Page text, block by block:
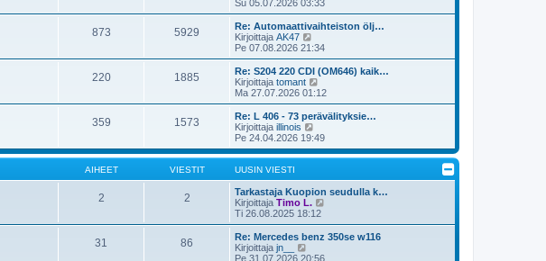
i
e
i
s
i
n
v
e
s
t
i
y
t
s
i
e
i
Su 05.07.2026 03:33
873 5929
Re: Automaattivaihteiston ölj…
Kirjoittaja AK47
ä
y
t
ä
u
s
i
n
v
i
t
i
Pe 07.08.2026 21:34
220 1885
Re: S204 220 CDI (OM646) kaik…
Kirjoittaja tomant
ä
y
t
u
s
n
v
i
e
i
Ma 27.07.2026 01:12
359 1573
Re: L 406 - 73 perävälityksie…
Kirjoittaja illinois
ä
y
t
u
u
s
i
n
v
e
Pe 24.04.2026 19:49
AIHEET VIESTIT UUSIN VIESTI
2 2
Tarkastaja Kuopion seudulla k…
Kirjoittaja Timo L.
y
t
Ti 26.08.2025 18:12
31 86
Re: Mercedes benz 350se w116
Kirjoittaja jn__
ä
Pe 31.07.2026 20:56